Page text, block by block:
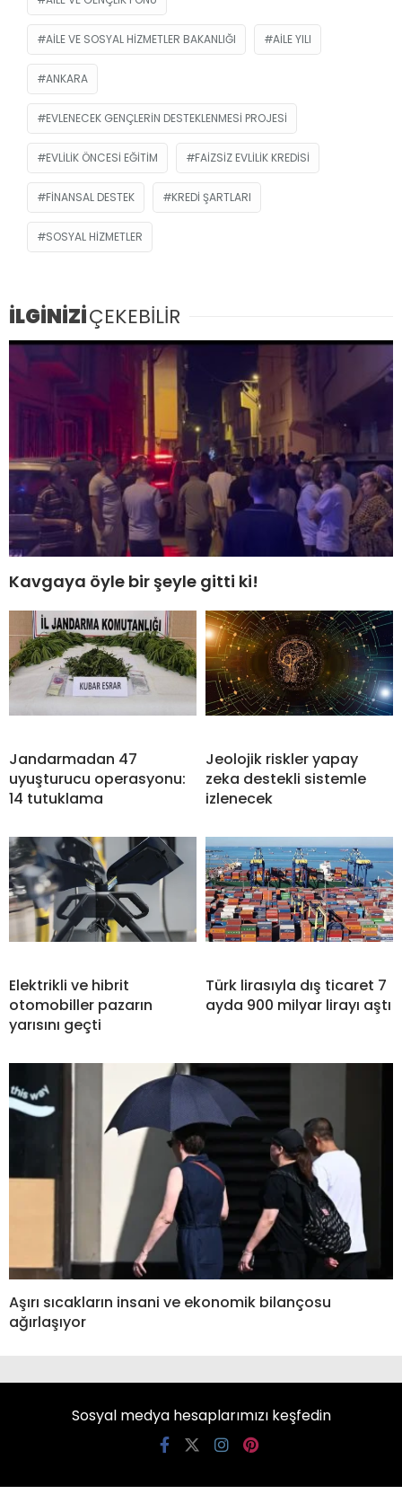
AILE VE SOSYAL HIZMETLER BAKANLIĞI AILE YILI
ANKARA
EVLENECEK GENÇLERIN DESTEKLENMESI PROJESI
EVLILIK ÖNCESI EĞITIM FAIZSIZ EVLILIK KREDISI
FINANSAL DESTEK KREDI ŞARTLARI
SOSYAL HIZMETLER
İLGİNİZİÇEKEBİLİR
Kavgaya öyle bir şeyle gitti ki!
Jandarmadan 47
uyuşturucu operasyonu:
14 tutuklama
Jeolojik riskler yapay
zeka destekli sistemle
izlenecek
Elektrikli ve hibrit
otomobiller pazarın
yarısını geçti
Türk lirasıyla dış ticaret 7
ayda 900 milyar lirayı aştı
Aşırı sıcakların insani ve ekonomik bilançosu
ağırlaşıyor
Sosyal medya hesaplarımızı keşfedin